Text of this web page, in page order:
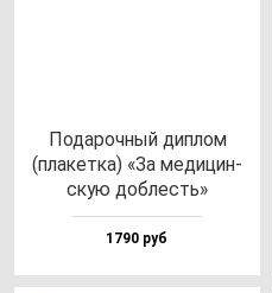
Пода­роч­ный дип­лом
(пла­кет­ка) «За ме­ди­цин­
скую доб­лесть»
1790 руб